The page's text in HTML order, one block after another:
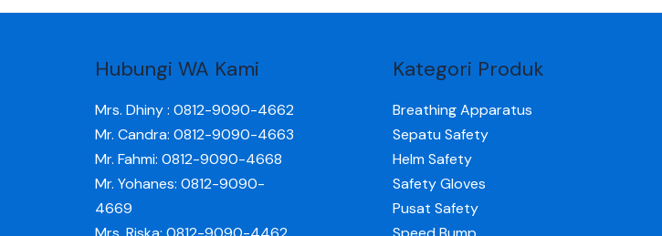
Hubungi WA Kami
Mrs. Dhiny : 0812-9090-4662
Mr. Candra: 0812-9090-4663
Mr. Fahmi: 0812-9090-4668
Mr. Yohanes: 0812-9090-
4669
Kategori Produk
Breathing Apparatus
Sepatu Safety
Helm Safety
Safety Gloves
Pusat Safety